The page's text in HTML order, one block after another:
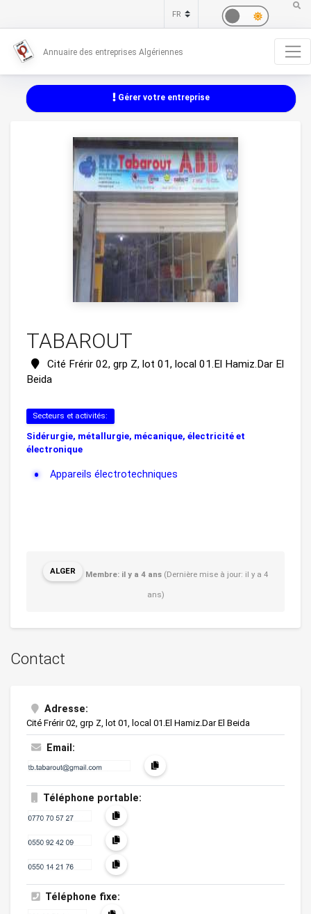
Annuaire des entreprises Algériennes
Gérer votre entreprise
TABAROUT
Cité Frérir 02, grp Z, lot 01, local 01.El Hamiz.Dar El
Beida
Secteurs et activités:
Sidérurgie, métallurgie, mécanique, électricité et
électronique
Appareils électrotechniques
ALGER Membre: il y a 4 ans (Dernière mise à jour: il y a 4
ans)
Contact
Adresse:
Cité Frérir 02, grp Z, lot 01, local 01.El Hamiz.Dar El Beida
Email:
Téléphone portable:
Téléphone fixe: